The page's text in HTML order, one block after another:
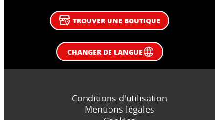
TROUVER UNE BOUTIQUE
CHANGER DE LANGUE
Conditions d'utilisation
Mentions légales